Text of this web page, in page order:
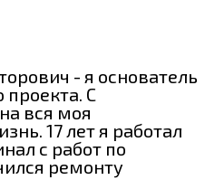
- я основатель
проекта. С
вся моя
17 лет я работал
с работ по
ремонту